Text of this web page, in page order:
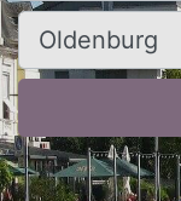
Ort, Stadt